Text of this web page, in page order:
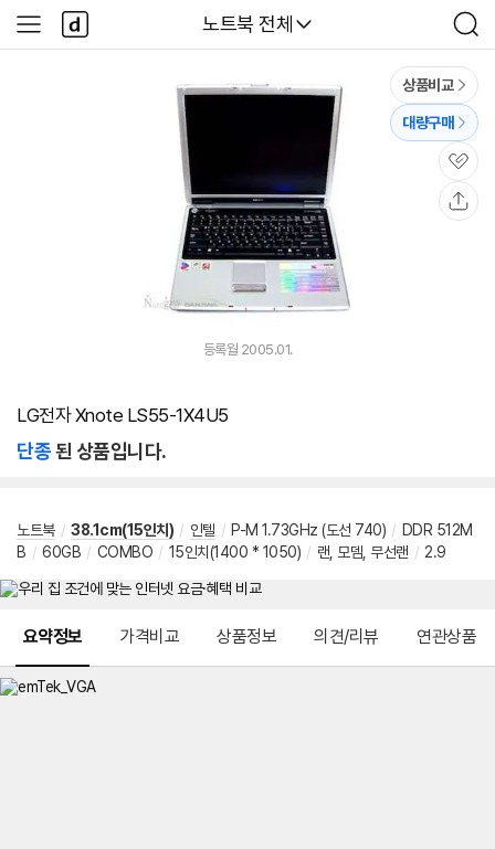
다나와
노트북 전체
검
색
사
이
다
나
와
상품비교
대량구매
관
심
등록월 2005.01.
LG전자 Xnote LS55-1X4U5
단종된 상품입니다.
노트북 / 38.1cm(15인치) / 인텔 / P-M 1.73GHz (도선 740) / DDR 512M
B / 60GB / COMBO / 15인치(1400 * 1050) / 랜, 모뎀, 무선랜 / 2.9
요약정보 가격비교 상품정보 의견/리뷰 연관상품